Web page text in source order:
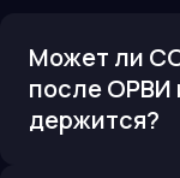
Может ли
после ОРВИ
держится?